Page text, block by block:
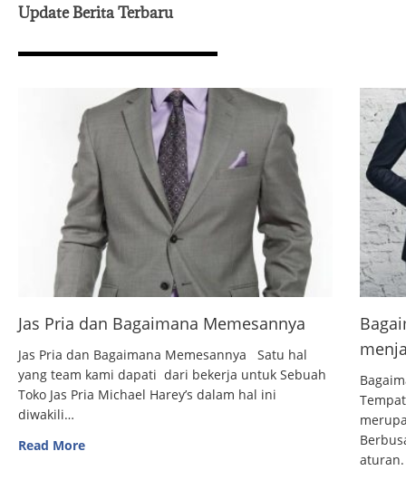
Update Berita Terbaru
Jas Pria dan Bagaimana Memesannya
Jas Pria dan Bagaimana Memesannya Satu hal
yang team kami dapati dari bekerja untuk Sebuah
Toko Jas Pria Michael Harey’s dalam hal ini
diwakili…
Read More